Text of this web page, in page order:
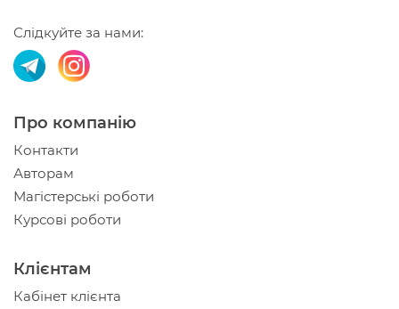
Слідкуйте за нами:
Про компанію
Контакти
Авторам
Магістерські роботи
Курсові роботи
Клієнтам
Кабінет клієнта